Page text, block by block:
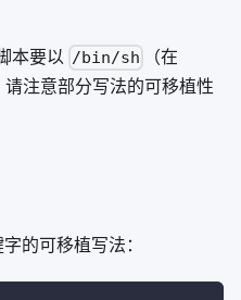
本要以 /bin/sh
（在
注意部分写法的可移植性
的可移植写法：